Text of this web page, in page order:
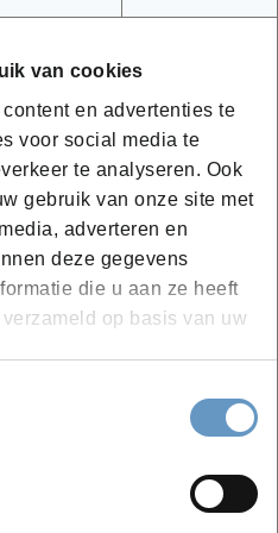
van cookies
en advertenties te
voor social media te
te analyseren. Ook
gebruik van onze site met
adverteren en
deze gegevens
die u aan ze heeft
op basis van uw
van deze
wimper